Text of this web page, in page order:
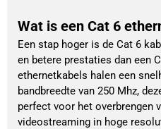
Wat is een Cat 6
Een stap hoger is de Cat 6
en betere prestaties dan een
ethernetkabels halen een
bandbreedte van 250 Mhz,
perfect voor het overbrengen
videostreaming in hoge